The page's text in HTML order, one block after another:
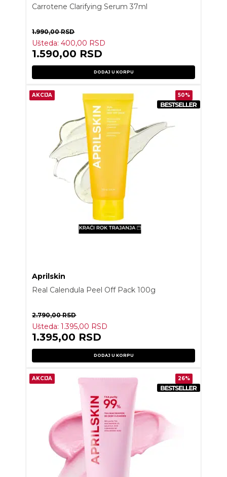
Carrotene Clarifying Serum 37ml
1.990,00RSD
Ušteda:400,00 RSD
1.590,00 RSD
DODAJ U KORPU
AKCIJA 50%
Aprilskin
Real Calendula Peel Off Pack 100g
2.790,00RSD
Ušteda:1.395,00 RSD
1.395,00 RSD
DODAJ U KORPU
AKCIJA 26%